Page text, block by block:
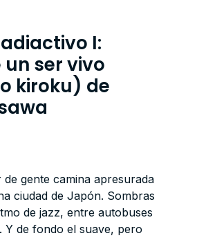
I:
ser vivo
kiroku) de
gente camina apresurada
ciudad de Japón. Sombras
de jazz, entre autobuses
Y de fondo el suave, pero